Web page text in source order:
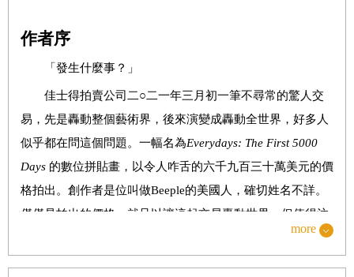
工作量證明 vs. 權益證明
環境影響
NFT必須繼續存在
作者序
「發生什麼事？」
佳士得拍賣公司二○二一年三月初一筆不尋常的驚人交
易，先是轟動整個藝術界，後來演變成轟動全世界，好多人
似乎都在問這個問題。一幅名為Everydays: The First 5000
Days 的數位拼貼畫，以令人咋舌的六千九百三十萬美元的價
格拍出。創作者是位叫做Beeple的美國人，確切姓名不詳。
僅僅是拍出的價格，就足以讓這起交易轟動世界。但值得注
more